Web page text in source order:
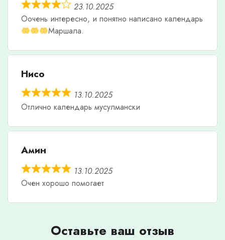
23.10.2025
Оочень интересно, и понятно написано календарь
Маршала.
Нисо
13.10.2025
Отлично календарь мусулмански
Амин
13.10.2025
Очен хорошо помогает
Оставьте ваш отзыв